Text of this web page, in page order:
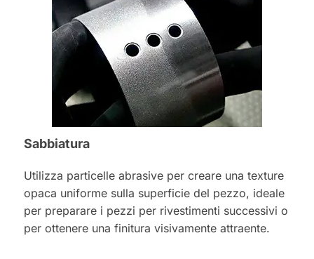
Sabbiatura
Utilizza particelle abrasive per creare una texture
opaca uniforme sulla superficie del pezzo, ideale
per preparare i pezzi per rivestimenti successivi o
per ottenere una finitura visivamente attraente.